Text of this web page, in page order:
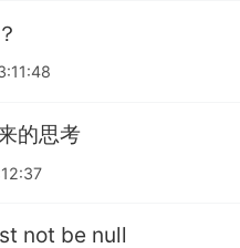
的思考
not be null